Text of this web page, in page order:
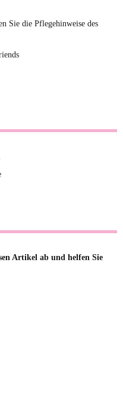
Sie die Pflegehinweise des
Artikel ab und helfen Sie